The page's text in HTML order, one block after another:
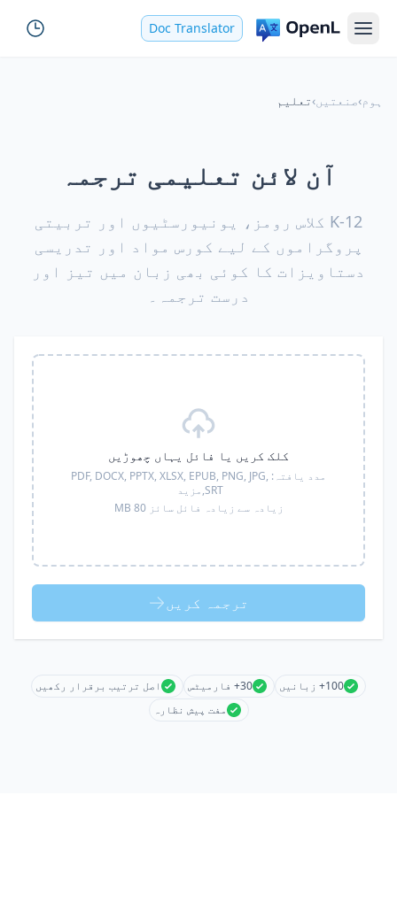
Doc Translator
ہوم›صنعتیں›تعلیم
آن لائن تعلیمی ترجمہ
K-12 کلاس رومز، یونیورسٹیوں اور تربیتی
پروگراموں کے لیے کورس مواد اور تدریسی
دستاویزات کا کوئی بھی زبان میں تیز اور
درست ترجمہ۔
کلک کریں یا فائل یہاں چھوڑیں
مدد یافتہ: PDF, DOCX, PPTX, XLSX, EPUB, PNG, JPG,
SRT, مزید
زیادہ سے زیادہ فائل سائز 80 MB
ترجمہ کریں
100+ زبانیں 30+ فارمیٹس
اصل ترتیب برقرار رکھیں
مفت پیش نظارہ